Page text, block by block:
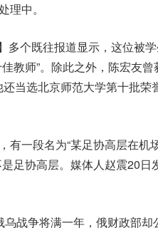
中。
多个既往报道显示，这位被
教师”。除此之外，陈宏友曾
当选北京师范大学第十批荣
有一段名为“某足协高层在机
足协高层。媒体人赵震20日
战争将满一年，俄财政部却